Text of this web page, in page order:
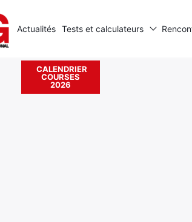
Actualités Tests et calculateurs
CALENDRIER
COURSES
2026
Rechercher